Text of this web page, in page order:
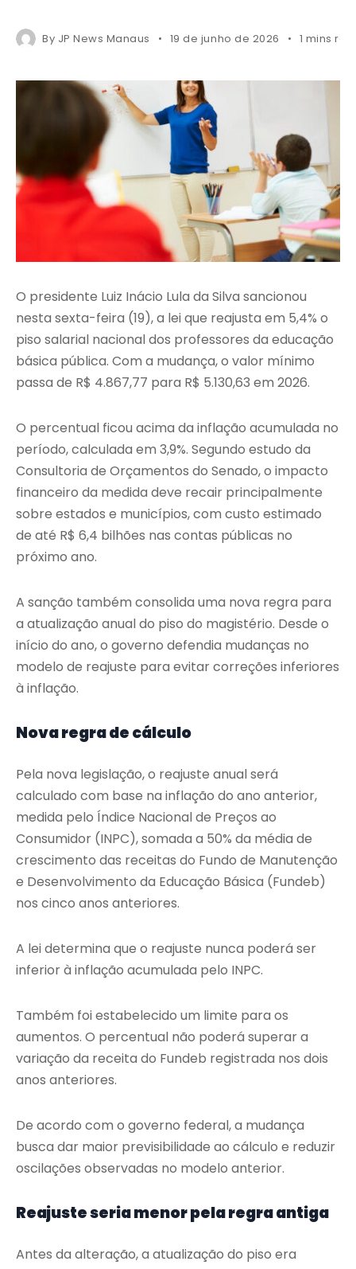
By JP News Manaus 19 de junho de 2026 1 mins
O presidente Luiz Inácio Lula da Silva sancionou
nesta sexta-feira (19), a lei que reajusta em 5,4% o
piso salarial nacional dos professores da educação
básica pública. Com a mudança, o valor mínimo
passa de R$ 4.867,77 para R$ 5.130,63 em 2026.
O percentual ficou acima da inflação acumulada no
período, calculada em 3,9%. Segundo estudo da
Consultoria de Orçamentos do Senado, o impacto
financeiro da medida deve recair principalmente
sobre estados e municípios, com custo estimado
de até R$ 6,4 bilhões nas contas públicas no
próximo ano.
A sanção também consolida uma nova regra para
a atualização anual do piso do magistério. Desde o
início do ano, o governo defendia mudanças no
modelo de reajuste para evitar correções inferiores
à inflação.
Nova regra de cálculo
Pela nova legislação, o reajuste anual será
calculado com base na inflação do ano anterior,
medida pelo Índice Nacional de Preços ao
Consumidor (INPC), somada a 50% da média de
crescimento das receitas do Fundo de Manutenção
e Desenvolvimento da Educação Básica (Fundeb)
nos cinco anos anteriores.
A lei determina que o reajuste nunca poderá ser
inferior à inflação acumulada pelo INPC.
Também foi estabelecido um limite para os
aumentos. O percentual não poderá superar a
variação da receita do Fundeb registrada nos dois
anos anteriores.
De acordo com o governo federal, a mudança
busca dar maior previsibilidade ao cálculo e reduzir
oscilações observadas no modelo anterior.
Reajuste seria menor pela regra antiga
Antes da alteração, a atualização do piso era